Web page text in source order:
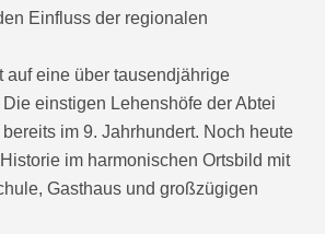
Einfluss der regionalen
auf eine über tausendjährige
einstigen Lehenshöfe der Abtei
im 9. Jahrhundert. Noch heute
im harmonischen Ortsbild mit
Gasthaus und großzügigen